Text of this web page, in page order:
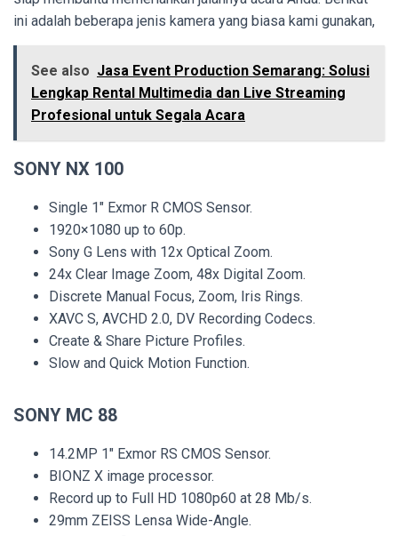
ini adalah beberapa jenis kamera yang biasa kami gunakan,
See also Jasa Event Production Semarang: Solusi
Lengkap Rental Multimedia dan Live Streaming
Profesional untuk Segala Acara
SONY NX 100
Single 1″ Exmor R CMOS Sensor.
1920×1080 up to 60p.
Sony G Lens with 12x Optical Zoom.
24x Clear Image Zoom, 48x Digital Zoom.
Discrete Manual Focus, Zoom, Iris Rings.
XAVC S, AVCHD 2.0, DV Recording Codecs.
Create & Share Picture Profiles.
Slow and Quick Motion Function.
SONY MC 88
14.2MP 1″ Exmor RS CMOS Sensor.
BIONZ X image processor.
Record up to Full HD 1080p60 at 28 Mb/s.
29mm ZEISS Lensa Wide-Angle.